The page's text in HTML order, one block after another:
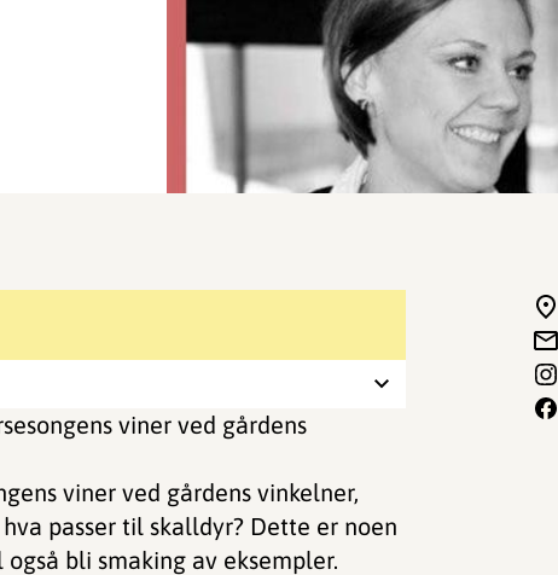
viner ved gårdens
viner ved gårdens vinkelner,
passer til skalldyr? Dette er noen
bli smaking av eksempler.